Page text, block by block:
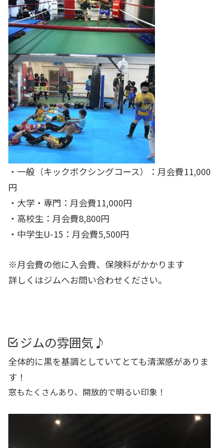
・一般（キックボクシングコース）：月会費11,000
円
・大学・専門：月会費11,000円
・高校生：月会費8,800円
・中学生U-15：月会費5,500円
※月会費の他に入会費、保険料がかかります
詳しくはジムへお問い合わせください。
ジムの雰囲気♪
全体的に黒を基調としていてとても清潔感がありま
す！
窓もたくさんあり、開放的で明るい印象！